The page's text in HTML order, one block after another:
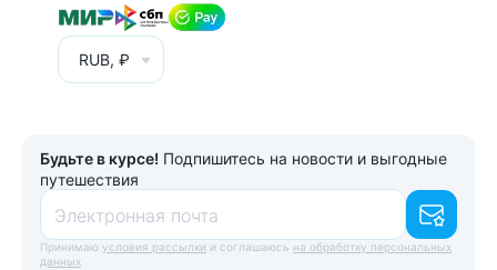
RUB, ₽
Будьте в курсе! Подпишитесь на новости и выгодные
путешествия
Электронная почта
Принимаю условия рассылки и соглашаюсь на обработку персональных
данных